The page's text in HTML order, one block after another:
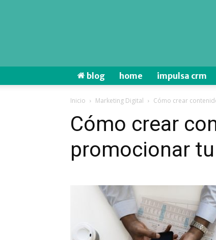
blog home impulsa crm
Inicio Marketing Digital Cómo crear
Cómo crear
promocionar